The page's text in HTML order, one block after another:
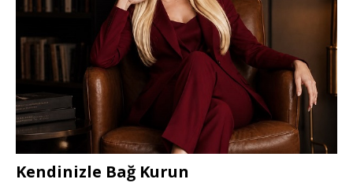
Kendinizle Bağ Kurun